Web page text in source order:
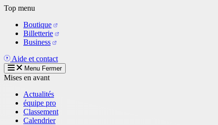
Aller
contenu
principal
Top menu
Boutique
Billetterie
Business
Aide et contact
Menu Fermer
Mises en avant
Actualités
équipe pro
Classement
Calendrier